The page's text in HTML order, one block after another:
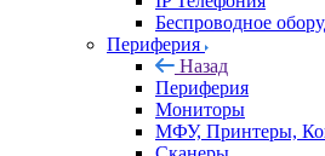
Беспроводное
Периферия
Назад
Периферия
Мониторы
МФУ, Принтеры,